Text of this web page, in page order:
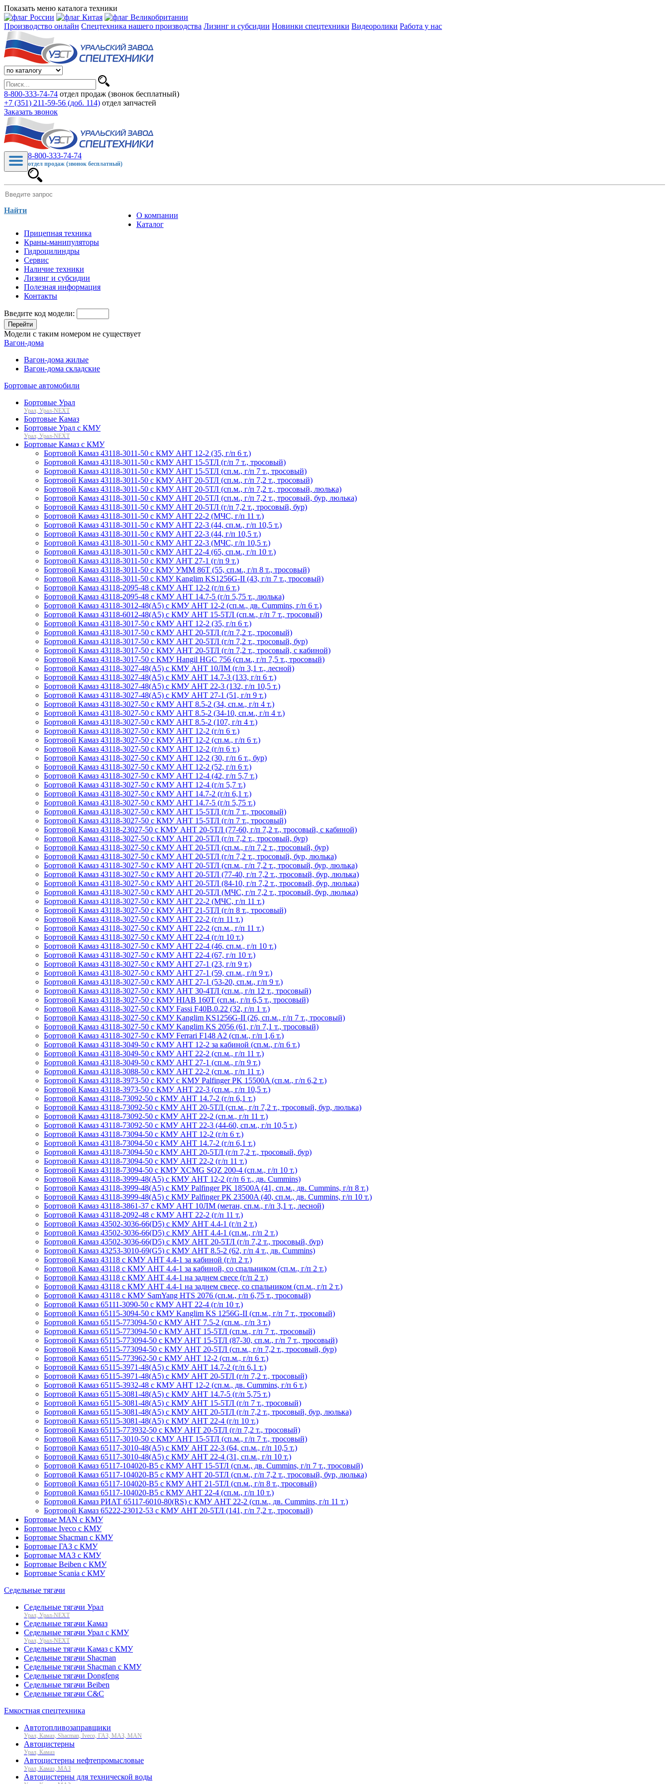
Показать меню каталога техники
Производство онлайн Спецтехника нашего производства Лизинг и субсидии Новинки спецтехники Видеоролики Работа у нас
8-800-333-74-74 отдел продаж (звонок бесплатный)
+7 (351) 211-59-56 (доб. 114) отдел запчастей
Заказать звонок
8-800-333-74-74
отдел продаж (звонок бесплатный)
Найти
О компании
Каталог
Прицепная техника
Краны-манипуляторы
Гидроцилиндры
Сервис
Наличие техники
Лизинг и субсидии
Полезная информация
Контакты
Введите код модели:
Перейти
Модели с таким номером не существует
Вагон-дома
Вагон-дома жилые
Вагон-дома складские
Бортовые автомобили
Бортовые Урал
Урал, Урал-NEXT
Бортовые Камаз
Бортовые Урал с КМУ
Урал, Урал-NEXT
Бортовые Камаз с КМУ
Бортовой Камаз 43118-3011-50 с КМУ АНТ 12-2 (35, г/п 6 т.)
Бортовой Камаз 43118-3011-50 с КМУ АНТ 15-5ТЛ (г/п 7 т., тросовый)
Бортовой Камаз 43118-3011-50 с КМУ АНТ 15-5ТЛ (сп.м., г/п 7 т., тросовый)
Бортовой Камаз 43118-3011-50 с КМУ АНТ 20-5ТЛ (сп.м., г/п 7,2 т., тросовый)
Бортовой Камаз 43118-3011-50 с КМУ АНТ 20-5ТЛ (сп.м., г/п 7,2 т., тросовый, люлька)
Бортовой Камаз 43118-3011-50 с КМУ АНТ 20-5ТЛ (сп.м., г/п 7,2 т., тросовый, бур, люлька)
Бортовой Камаз 43118-3011-50 с КМУ АНТ 20-5ТЛ (г/п 7,2 т., тросовый, бур)
Бортовой Камаз 43118-3011-50 с КМУ АНТ 22-2 (МЧС, г/п 11 т.)
Бортовой Камаз 43118-3011-50 с КМУ АНТ 22-3 (44, сп.м., г/п 10,5 т.)
Бортовой Камаз 43118-3011-50 с КМУ АНТ 22-3 (44, г/п 10,5 т.)
Бортовой Камаз 43118-3011-50 с КМУ АНТ 22-3 (МЧС, г/п 10,5 т.)
Бортовой Камаз 43118-3011-50 с КМУ АНТ 22-4 (65, сп.м., г/п 10 т.)
Бортовой Камаз 43118-3011-50 с КМУ АНТ 27-1 (г/п 9 т.)
Бортовой Камаз 43118-3011-50 с КМУ УММ 86Т (55, сп.м., г/п 8 т., тросовый)
Бортовой Камаз 43118-3011-50 с КМУ Kanglim KS1256G-II (43, г/п 7 т., тросовый)
Бортовой Камаз 43118-2095-48 с КМУ АНТ 12-2 (г/п 6 т.)
Бортовой Камаз 43118-2095-48 с КМУ АНТ 14.7-5 (г/п 5,75 т., люлька)
Бортовой Камаз 43118-3012-48(А5) с КМУ АНТ 12-2 (сп.м., дв. Cummins, г/п 6 т.)
Бортовой Камаз 43118-6012-48(А5) с КМУ АНТ 15-5ТЛ (сп.м., г/п 7 т., тросовый)
Бортовой Камаз 43118-3017-50 с КМУ АНТ 12-2 (35, г/п 6 т.)
Бортовой Камаз 43118-3017-50 с КМУ АНТ 20-5ТЛ (г/п 7,2 т., тросовый)
Бортовой Камаз 43118-3017-50 с КМУ АНТ 20-5ТЛ (г/п 7,2 т., тросовый, бур)
Бортовой Камаз 43118-3017-50 с КМУ АНТ 20-5ТЛ (г/п 7,2 т., тросовый, с кабиной)
Бортовой Камаз 43118-3017-50 с КМУ Hangil HGC 756 (сп.м., г/п 7,5 т., тросовый)
Бортовой Камаз 43118-3027-48(A5) с КМУ АНТ 10ЛМ (г/п 3,1 т., лесной)
Бортовой Камаз 43118-3027-48(A5) с КМУ АНТ 14.7-3 (133, г/п 6 т.)
Бортовой Камаз 43118-3027-48(A5) с КМУ АНТ 22-3 (132, г/п 10,5 т.)
Бортовой Камаз 43118-3027-48(A5) с КМУ АНТ 27-1 (51, г/п 9 т.)
Бортовой Камаз 43118-3027-50 с КМУ АНТ 8.5-2 (34, сп.м., г/п 4 т.)
Бортовой Камаз 43118-3027-50 с КМУ АНТ 8.5-2 (34-10, сп.м., г/п 4 т.)
Бортовой Камаз 43118-3027-50 с КМУ АНТ 8.5-2 (107, г/п 4 т.)
Бортовой Камаз 43118-3027-50 с КМУ АНТ 12-2 (г/п 6 т.)
Бортовой Камаз 43118-3027-50 с КМУ АНТ 12-2 (сп.м., г/п 6 т.)
Бортовой Камаз 43118-3027-50 с КМУ АНТ 12-2 (г/п 6 т.)
Бортовой Камаз 43118-3027-50 с КМУ АНТ 12-2 (30, г/п 6 т., бур)
Бортовой Камаз 43118-3027-50 с КМУ АНТ 12-2 (52, г/п 6 т.)
Бортовой Камаз 43118-3027-50 с КМУ АНТ 12-4 (42, г/п 5,7 т.)
Бортовой Камаз 43118-3027-50 с КМУ АНТ 12-4 (г/п 5,7 т.)
Бортовой Камаз 43118-3027-50 с КМУ АНТ 14.7-2 (г/п 6,1 т.)
Бортовой Камаз 43118-3027-50 с КМУ АНТ 14.7-5 (г/п 5,75 т.)
Бортовой Камаз 43118-3027-50 с КМУ АНТ 15-5ТЛ (г/п 7 т., тросовый)
Бортовой Камаз 43118-3027-50 с КМУ АНТ 15-5ТЛ (г/п 7 т., тросовый)
Бортовой Камаз 43118-23027-50 с КМУ АНТ 20-5ТЛ (77-60, г/п 7,2 т., тросовый, с кабиной)
Бортовой Камаз 43118-3027-50 с КМУ АНТ 20-5ТЛ (г/п 7,2 т., тросовый, бур)
Бортовой Камаз 43118-3027-50 с КМУ АНТ 20-5ТЛ (сп.м., г/п 7,2 т., тросовый, бур)
Бортовой Камаз 43118-3027-50 с КМУ АНТ 20-5ТЛ (г/п 7,2 т., тросовый, бур, люлька)
Бортовой Камаз 43118-3027-50 с КМУ АНТ 20-5ТЛ (сп.м., г/п 7,2 т., тросовый, бур, люлька)
Бортовой Камаз 43118-3027-50 с КМУ АНТ 20-5ТЛ (77-40, г/п 7,2 т., тросовый, бур, люлька)
Бортовой Камаз 43118-3027-50 с КМУ АНТ 20-5ТЛ (84-10, г/п 7,2 т., тросовый, бур, люлька)
Бортовой Камаз 43118-3027-50 с КМУ АНТ 20-5ТЛ (МЧС, г/п 7,2 т., тросовый, бур, люлька)
Бортовой Камаз 43118-3027-50 с КМУ АНТ 22-2 (МЧС, г/п 11 т.)
Бортовой Камаз 43118-3027-50 с КМУ АНТ 21-5ТЛ (г/п 8 т., тросовый)
Бортовой Камаз 43118-3027-50 с КМУ АНТ 22-2 (г/п 11 т.)
Бортовой Камаз 43118-3027-50 с КМУ АНТ 22-2 (сп.м., г/п 11 т.)
Бортовой Камаз 43118-3027-50 с КМУ АНТ 22-4 (г/п 10 т.)
Бортовой Камаз 43118-3027-50 с КМУ АНТ 22-4 (46, сп.м., г/п 10 т.)
Бортовой Камаз 43118-3027-50 с КМУ АНТ 22-4 (67, г/п 10 т.)
Бортовой Камаз 43118-3027-50 с КМУ АНТ 27-1 (23, г/п 9 т.)
Бортовой Камаз 43118-3027-50 с КМУ АНТ 27-1 (59, сп.м., г/п 9 т.)
Бортовой Камаз 43118-3027-50 с КМУ АНТ 27-1 (53-20, сп.м., г/п 9 т.)
Бортовой Камаз 43118-3027-50 с КМУ АНТ 30-4ТЛ (сп.м., г/п 12 т., тросовый)
Бортовой Камаз 43118-3027-50 с КМУ HIAB 160T (сп.м., г/п 6,5 т., тросовый)
Бортовой Камаз 43118-3027-50 с КМУ Fassi F40B.0.22 (32, г/п 1 т.)
Бортовой Камаз 43118-3027-50 с КМУ Kanglim KS1256G-II (26, сп.м., г/п 7 т., тросовый)
Бортовой Камаз 43118-3027-50 с КМУ Kanglim KS 2056 (61, г/п 7,1 т., тросовый)
Бортовой Камаз 43118-3027-50 с КМУ Ferrari F148 A2 (сп.м., г/п 1,6 т.)
Бортовой Камаз 43118-3049-50 с КМУ АНТ 12-2 за кабиной (сп.м., г/п 6 т.)
Бортовой Камаз 43118-3049-50 с КМУ АНТ 22-2 (сп.м., г/п 11 т.)
Бортовой Камаз 43118-3049-50 с КМУ АНТ 27-1 (сп.м., г/п 9 т.)
Бортовой Камаз 43118-3088-50 с КМУ АНТ 22-2 (сп.м., г/п 11 т.)
Бортовой Камаз 43118-3973-50 с КМУ с КМУ Palfinger PK 15500A (сп.м., г/п 6,2 т.)
Бортовой Камаз 43118-3973-50 с КМУ АНТ 22-3 (сп.м., г/п 10,5 т.)
Бортовой Камаз 43118-73092-50 с КМУ АНТ 14.7-2 (г/п 6,1 т.)
Бортовой Камаз 43118-73092-50 с КМУ АНТ 20-5ТЛ (сп.м., г/п 7,2 т., тросовый, бур, люлька)
Бортовой Камаз 43118-73092-50 с КМУ АНТ 22-2 (сп.м., г/п 11 т.)
Бортовой Камаз 43118-73092-50 с КМУ АНТ 22-3 (44-60, сп.м., г/п 10,5 т.)
Бортовой Камаз 43118-73094-50 с КМУ АНТ 12-2 (г/п 6 т.)
Бортовой Камаз 43118-73094-50 с КМУ АНТ 14.7-2 (г/п 6,1 т.)
Бортовой Камаз 43118-73094-50 с КМУ АНТ 20-5ТЛ (г/п 7,2 т., тросовый, бур)
Бортовой Камаз 43118-73094-50 с КМУ АНТ 22-2 (г/п 11 т.)
Бортовой Камаз 43118-73094-50 с КМУ XCMG SQZ 200-4 (сп.м., г/п 10 т.)
Бортовой Камаз 43118-3999-48(А5) с КМУ АНТ 12-2 (г/п 6 т., дв. Cummins)
Бортовой Камаз 43118-3999-48(А5) с КМУ Palfinger PK 18500A (41, сп.м., дв. Cummins, г/п 8 т.)
Бортовой Камаз 43118-3999-48(А5) с КМУ Palfinger РК 23500A (40, сп.м., дв. Cummins, г/п 10 т.)
Бортовой Камаз 43118-3861-37 с КМУ АНТ 10ЛМ (метан, сп.м., г/п 3,1 т., лесной)
Бортовой Камаз 43118-2092-48 с КМУ АНТ 22-2 (г/п 11 т.)
Бортовой Камаз 43502-3036-66(D5) с КМУ АНТ 4.4-1 (г/п 2 т.)
Бортовой Камаз 43502-3036-66(D5) с КМУ АНТ 4.4-1 (сп.м., г/п 2 т.)
Бортовой Камаз 43502-3036-66(D5) с КМУ АНТ 20-5ТЛ (г/п 7,2 т., тросовый, бур)
Бортовой Камаз 43253-3010-69(G5) с КМУ АНТ 8.5-2 (62, г/п 4 т., дв. Cummins)
Бортовой Камаз 43118 с КМУ АНТ 4.4-1 за кабиной (г/п 2 т.)
Бортовой Камаз 43118 с КМУ АНТ 4.4-1 за кабиной, со спальником (сп.м., г/п 2 т.)
Бортовой Камаз 43118 с КМУ АНТ 4.4-1 на заднем свесе (г/п 2 т.)
Бортовой Камаз 43118 с КМУ АНТ 4.4-1 на заднем свесе, со спальником (сп.м., г/п 2 т.)
Бортовой Камаз 43118 c КМУ SamYang HTS 2076 (сп.м., г/п 6,75 т., тросовый)
Бортовой Камаз 65111-3090-50 с КМУ АНТ 22-4 (г/п 10 т.)
Бортовой Камаз 65115-3094-50 с КМУ Kanglim KS 1256G-II (сп.м., г/п 7 т., тросовый)
Бортовой Камаз 65115-773094-50 с КМУ АНТ 7.5-2 (сп.м., г/п 3 т.)
Бортовой Камаз 65115-773094-50 с КМУ АНТ 15-5ТЛ (сп.м., г/п 7 т., тросовый)
Бортовой Камаз 65115-773094-50 с КМУ АНТ 15-5ТЛ (87-30, сп.м., г/п 7 т., тросовый)
Бортовой Камаз 65115-773094-50 с КМУ АНТ 20-5ТЛ (сп.м., г/п 7,2 т., тросовый, бур)
Бортовой Камаз 65115-773962-50 с КМУ АНТ 12-2 (сп.м., г/п 6 т.)
Бортовой Камаз 65115-3971-48(A5) с КМУ АНТ 14.7-2 (г/п 6,1 т.)
Бортовой Камаз 65115-3971-48(A5) с КМУ АНТ 20-5ТЛ (г/п 7,2 т., тросовый)
Бортовой Камаз 65115-3932-48 с КМУ АНТ 12-2 (сп.м., дв. Cummins, г/п 6 т.)
Бортовой Камаз 65115-3081-48(А5) с КМУ АНТ 14.7-5 (г/п 5,75 т.)
Бортовой Камаз 65115-3081-48(А5) с КМУ АНТ 15-5ТЛ (г/п 7 т., тросовый)
Бортовой Камаз 65115-3081-48(А5) с КМУ АНТ 20-5ТЛ (г/п 7,2 т., тросовый, бур, люлька)
Бортовой Камаз 65115-3081-48(А5) с КМУ АНТ 22-4 (г/п 10 т.)
Бортовой Камаз 65115-773932-50 с КМУ АНТ 20-5ТЛ (г/п 7,2 т., тросовый)
Бортовой Камаз 65117-3010-50 с КМУ АНТ 15-5ТЛ (сп.м., г/п 7 т., тросовый)
Бортовой Камаз 65117-3010-48(А5) с КМУ АНТ 22-3 (64, сп.м., г/п 10,5 т.)
Бортовой Камаз 65117-3010-48(A5) с КМУ АНТ 22-4 (31, сп.м., г/п 10 т.)
Бортовой Камаз 65117-104020-B5 с КМУ АНТ 15-5ТЛ (сп.м., дв. Cummins, г/п 7 т., тросовый)
Бортовой Камаз 65117-104020-B5 с КМУ АНТ 20-5ТЛ (сп.м., г/п 7,2 т., тросовый, бур, люлька)
Бортовой Камаз 65117-104020-B5 с КМУ АНТ 21-5ТЛ (сп.м., г/п 8 т., тросовый)
Бортовой Камаз 65117-104020-B5 с КМУ АНТ 22-4 (сп.м., г/п 10 т.)
Бортовой Камаз РИАТ 65117-6010-80(RS) с КМУ АНТ 22-2 (сп.м., дв. Cummins, г/п 11 т.)
Бортовой Камаз 65222-23012-53 с КМУ АНТ 20-5ТЛ (141, г/п 7,2 т., тросовый)
Бортовые MAN с КМУ
Бортовые Iveco с КМУ
Бортовые Shacman с КМУ
Бортовые ГАЗ с КМУ
Бортовые МАЗ с КМУ
Бортовые Beiben с КМУ
Бортовые Scania с КМУ
Седельные тягачи
Седельные тягачи Урал
Урал, Урал-NEXT
Седельные тягачи Камаз
Седельные тягачи Урал с КМУ
Урал, Урал-NEXT
Седельные тягачи Камаз с КМУ
Седельные тягачи Shacman
Седельные тягачи Shacman с КМУ
Седельные тягачи Dongfeng
Седельные тягачи Beiben
Седельные тягачи C&C
Емкостная спецтехника
Автотопливозаправщики
Урал, Камаз, Shacman, Iveco, ГАЗ, МАЗ, MAN
Автоцистерны
Урал, Камаз
Автоцистерны нефтепромысловые
Урал, Камаз, МАЗ
Автоцистерны для технической воды